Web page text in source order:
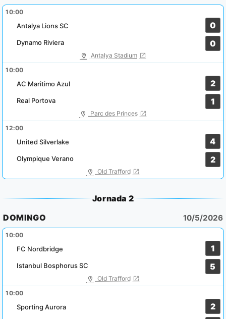
10:00
Antalya Lions SC
0
0
Dynamo Riviera
Antalya Stadium
10:00
AC Maritimo Azul
2
1
Real Portova
Parc des Princes
12:00
United Silverlake
4
2
Olympique Verano
Old Trafford
Jornada 2
DOMINGO
10/5/2026
10:00
FC Nordbridge
1
5
Istanbul Bosphorus SC
Old Trafford
10:00
Sporting Aurora
2